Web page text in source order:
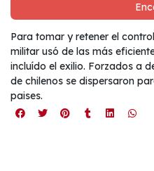
Para tomar y retener el
militar usó de las más
incluído el exilio. Forzados a
de chilenos se dispersaron
paises.